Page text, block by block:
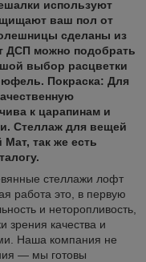
используют
ваш пол от
сделаны из
ДСП можно подобрать
выбор расцветки
Покраска: Для
к царапинам и
Стеллаж для вещей
Мат, так же есть
стеллажи лофт
работа это, в первую
и неторопливость,
зрения качества и
Наша компания не
— мы готовы